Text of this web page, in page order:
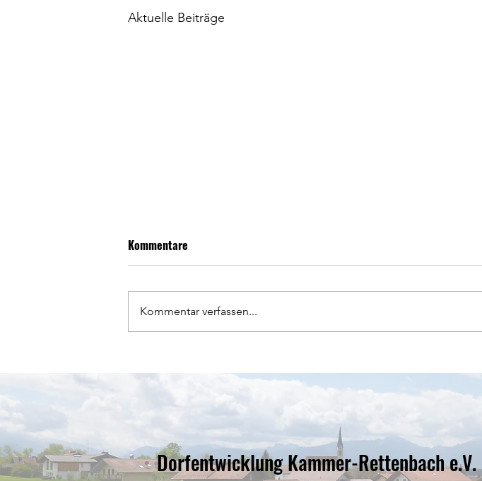
Aktuelle Beiträge
Rettenbach wählt neuen
Vorstand
Vorstandschaft
Kommentare
Kommentar verfassen...
Dorfentwicklung Kammer-Rettenbach e.V.